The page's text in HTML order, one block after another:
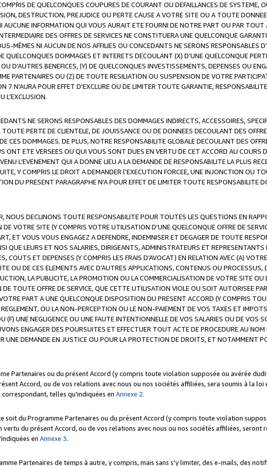
DE QUELCONQUES COUPURES DE COURANT OU DEFAILLANCES DE SYSTEME,
DESTRUCTION, PREJUDICE OU PERTE CAUSE A VOTRE SITE OU A TOUTE
INFORMATION QUI VOUS AURAIT ETE FOURNI DE NOTRE PART OU PAR TOUT
DES OFFRES DE SERVICES NE CONSTITUERA UNE QUELCONQUE
MÊMES NI AUCUN DE NOS AFFILIES OU CONCEDANTS NE SERONS RESPONSABLES
QUELCONQUES DOMMAGES ET INTERETS DECOULANT (X) D'UNE QUELCONQUE
D'AUTRES BENEFICES, (Y) DE QUELCONQUES INVESTISSEMENTS, DEPENSES OU
PARTENAIRES OU (Z) DE TOUTE RESILIATION OU SUSPENSION DE VOTRE
7 N'AURA POUR EFFET D'EXCLURE OU DE LIMITER TOUTE GARANTIE,
L’EXCLUSION.
NE SERONS RESPONSABLES DES DOMMAGES INDIRECTS, ACCESSOIRES,
PERTE DE CLIENTELE, DE JOUISSANCE OU DE DONNEES DECOULANT DES
CES DOMMAGES. DE PLUS, NOTRE RESPONSABILITE GLOBALE DECOULANT DES
ONT ETE VERSEES OU QUI VOUS SONT DUES EN VERTU DE CET ACCORD AU COURS
L’EVENEMENT QUI A DONNE LIEU A LA DEMANDE DE RESPONSABILITE LA PLUS
Y COMPRIS LE DROIT A DEMANDER l'EXECUTION FORCEE, UNE INJONCTION OU
DU PRESENT PARAGRAPHE N'A POUR EFFET DE LIMITER TOUTE RESPONSABILITE
NOUS DECLINONS TOUTE RESPONSABILITE POUR TOUTES LES QUESTIONS EN
VOTRE SITE (Y COMPRIS VOTRE UTILISATION D'UNE QUELCONQUE OFFRE DE
ET VOUS VOUS ENGAGEZ A DEFENDRE, INDEMNISER ET DEGAGER DE TOUTE
QUE LEURS ET NOS SALARIES, DIRIGEANTS, ADMINISTRATEURS ET REPRESENTANTS
COUTS ET DEPENSES (Y COMPRIS LES FRAIS D’AVOCAT) EN RELATION AVEC (A)
OU DE CES ELEMENTS AVEC D’AUTRES APPLICATIONS, CONTENUS OU PROCESSUS,
LA PUBLICITE, LA PROMOTION OU LA COMMERCIALISATION DE VOTRE SITE
TOUTE OFFRE DE SERVICE, QUE CETTE UTILISATION VIOLE OU SOIT AUTORISEE
PART A UNE QUELCONQUE DISPOSITION DU PRESENT ACCORD (Y COMPRIS
OU LA NON-PERCEPTION OU LE NON-PAIEMENT DE VOS TAXES ET
(F) UNE NEGLIGENCE OU UNE FAUTE INTENTIONNELLE DE VOS SALARIES OU DE VOS
ENGAGER DES POURSUITES ET EFFECTUER TOUT ACTE DE PROCEDURE AU
UNE DEMANDE EN JUSTICE OU POUR LA PROTECTION DE DROITS, ET NOTAMMENT
Partenaires ou du présent Accord (y compris toute violation supposée ou avérée
Accord, ou de vos relations avec nous ou nos sociétés affiliées, sera soumis à la loi
telles qu'indiquées en Annexe 2.
du Programme Partenaires ou du présent Accord (y compris toute violation
du présent Accord, ou de vos relations avec nous ou nos sociétés affiliées, seront
en Annexe 3.
Partenaires de temps à autre, y compris, mais sans s'y limiter, des e-mails, des